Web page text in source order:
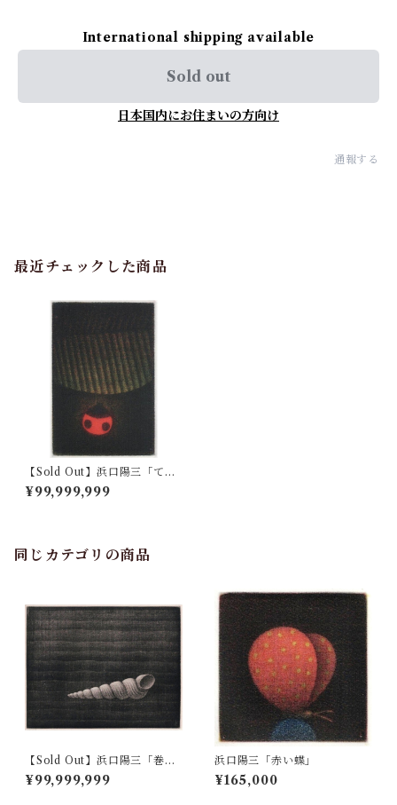
International shipping available
Sold out
日本国内にお住まいの方向け
通報する
最近チェックした商品
【Sold Out】浜口陽三「てん
とう虫」
¥99,999,999
同じカテゴリの商品
【Sold Out】浜口陽三「巻
貝」
¥99,999,999
浜口陽三「赤い蝶」
¥165,000